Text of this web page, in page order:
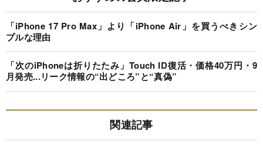
「iPhone 17 Pro Max」より「iPhone Air」を買うべきシン
プルな理由
「次のiPhoneは折りたたみ」Touch ID復活・価格40万円・9
月発売...リーク情報の“出どころ”と“真偽”
関連記事